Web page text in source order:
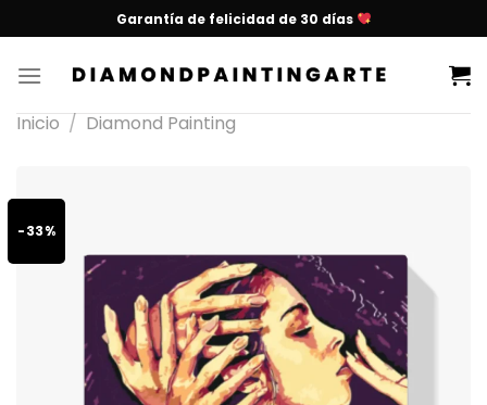
Garantía de felicidad de 30 días
Inicio / Diamond Painting
-33%